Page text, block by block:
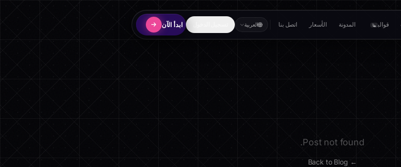
قوالب بيتا المدونة الأسعار اتصل بنا العربية ابدأ الآن
Post not found.
← Back to Blog